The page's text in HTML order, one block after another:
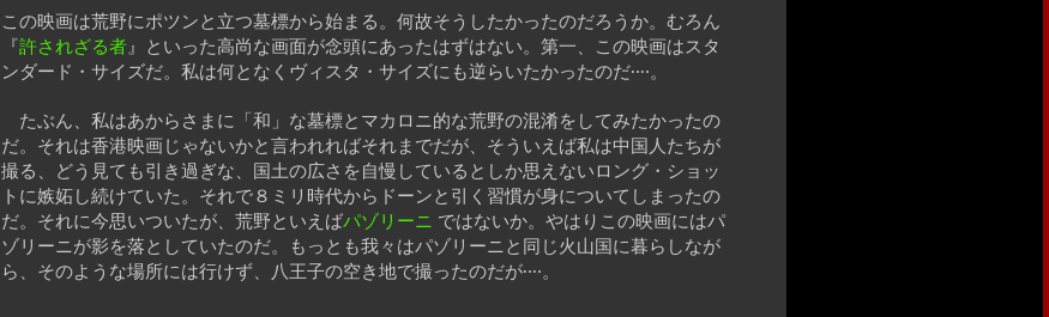
この映画は荒野にポツンと立つ墓標から始まる。何故そうしたかったのだろうか。むろん
『許されざる者』といった高尚な画面が念頭にあったはずはない。第一、この映画はスタ
ンダード・サイズだ。私は何となくヴィスタ・サイズにも逆らいたかったのだ‥‥。
たぶん、私はあからさまに「和」な墓標とマカロニ的な荒野の混淆をしてみたかったの
だ。それは香港映画じゃないかと言われればそれまでだが、そういえば私は中国人たちが
撮る、どう見ても引き過ぎな、国土の広さを自慢しているとしか思えないロング・ショッ
トに嫉妬し続けていた。それで８ミリ時代からドーンと引く習慣が身についてしまったの
だ。それに今思いついたが、荒野といえばパゾリーニ ではないか。やはりこの映画にはパ
ゾリーニが影を落としていたのだ。もっとも我々はパゾリーニと同じ火山国に暮らしなが
ら、そのような場所には行けず、八王子の空き地で撮ったのだが‥‥。